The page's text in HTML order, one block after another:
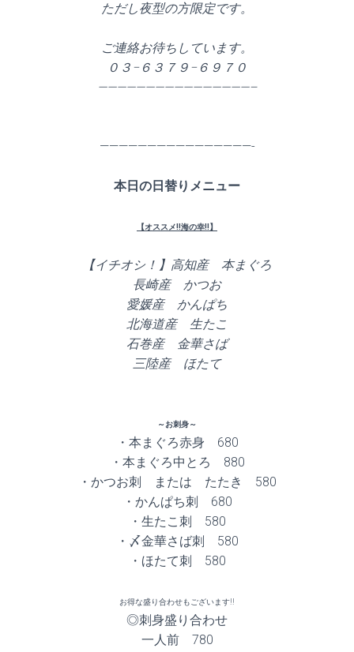
ただし夜型の方限定です。
ご連絡お待ちしています。
０３−６３７９−６９７０
————————————————–
————————————————-
本日の日替りメニュー
【オススメ!!海の幸!!】
【イチオシ！】高知産 本まぐろ
長崎産 かつお
愛媛産 かんぱち
北海道産 生たこ
石巻産 金華さば
三陸産 ほたて
～お刺身～
・本まぐろ赤身 680
・本まぐろ中とろ 880
・かつお刺 または たたき 580
・かんぱち刺 680
・生たこ刺 580
・〆金華さば刺 580
・ほたて刺 580
お得な盛り合わせもございます!!
◎刺身盛り合わせ
一人前 780